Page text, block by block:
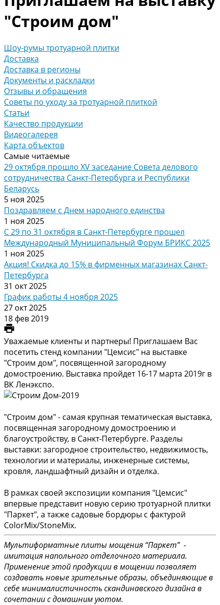
"Строим дом"
Шоу-румы тротуарной плитки
Доставка
Доставка в регионы
Документы и раскладки
Отзывы и обращения
Советы по уходу за тротуарной плиткой
Статьи
Качество продукции
Видеогалерея
Карта объектов
Самые читаемые
29 октября прошло XV заседание Совета делового
сотрудничества Санкт-Петербурга и Республики
Беларусь
5 ноя 2025
Поздравляем с Днем народного единства
1 ноя 2025
С 29 по 31 октября в Санкт-Петербурге прошел
Международный Муниципальный Форум БРИКС 2025
1 ноя 2025
Акция! Скидка до 15% в фирменных магазинах Санкт-
Петербурга
31 окт 2025
График работы 4 ноября 2025
27 окт 2025
18 фев 2019
Уважаемые клиенты и партнеры! Приглашаем Вас
посетить стенд компании "Цемсис" на выставке
"Строим дом", посвященной загородному
домостроению. Выставка пройдет 16-17 марта 2019г в
ВК Ленэкспо.
"Строим дом" - самая крупная тематическая выставка,
посвященная загородному домостроению и
благоустройству, в Санкт-Петербурге. Разделы
выставки: загородное строительство, недвижимость,
технологии и материалы, инженерные системы,
кровля, ландшафтный дизайн и отделка.
В рамках своей экспозиции компания "Цемсис"
впервые представит новую серию тротуарной плитки
"Паркет", а также садовые бордюры с фактурой
ColorMix/StoneMix.
Мультиформатные плиты мощения “Паркет” -
имитация напольного отделочного материала.
Применение этой продукции в мощении позволяет
создавать новые зрительные образы, объединяющие в
себе минималистичность скандинавского дизайна в
сочетании с домашним уютом.